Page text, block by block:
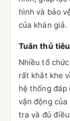
hình và bảo
của khán giả.
Tuân thủ
Nhiều tổ
rất khắt khe
hệ thống đáp
vận động
tra và đủ